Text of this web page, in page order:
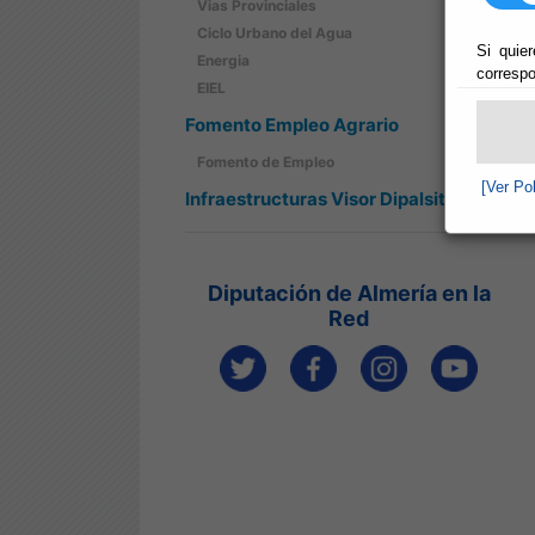
Si
[Ver
Vias Provinciales
Ciclo Urbano del Agua
Energia
EIEL
Fomento Empleo Agrario
Fomento de Empleo
Infraestructuras Visor Dipalsit
Diputación de Almería en la
Red